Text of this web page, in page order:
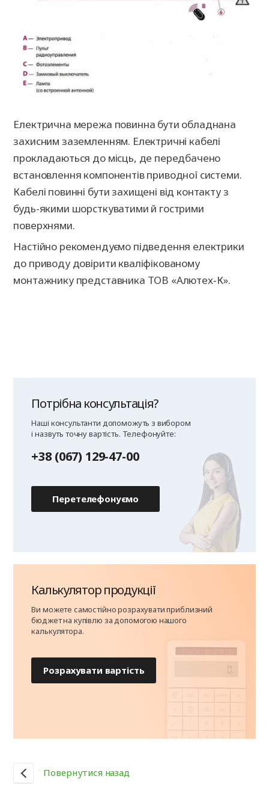
Електрична мережа повинна бути обладнана
захисним заземленням. Електричні кабелі
прокладаються до місць, де передбачено
встановлення компонентів приводної системи.
Кабелі повинні бути захищені від контакту з
будь-якими шорсткуватими й гострими
поверхнями.
Настійно рекомендуємо підведення електрики
до приводу довірити кваліфікованому
монтажнику представника ТОВ «Алютех‑К».
Потрібна консультація?
Наші консультанти допоможуть з вибором
і назвуть точну вартість. Телефонуйте:
+38 (067) 129-47-00
Перетелефонуємо
Калькулятор продукції
Ви можете самостійно розрахувати приблизний
бюджет на купівлю за допомогою нашого
калькулятора.
Розрахувати вартість
Повернутися назад